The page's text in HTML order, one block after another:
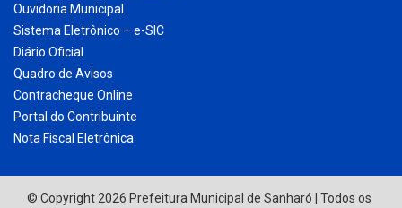
Ouvidoria Municipal
Sistema Eletrônico – e-SIC
Diário Oficial
Quadro de Avisos
Contracheque Online
Portal do Contribuinte
Nota Fiscal Eletrônica
© Copyright 2026 Prefeitura Municipal de Sanharó | Todos os